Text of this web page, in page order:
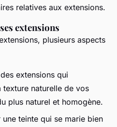
relatives aux extensions.
extensions
plusieurs aspects
extensions qui
texture naturelle de vos
plus naturel et homogène.
teinte qui se marie bien